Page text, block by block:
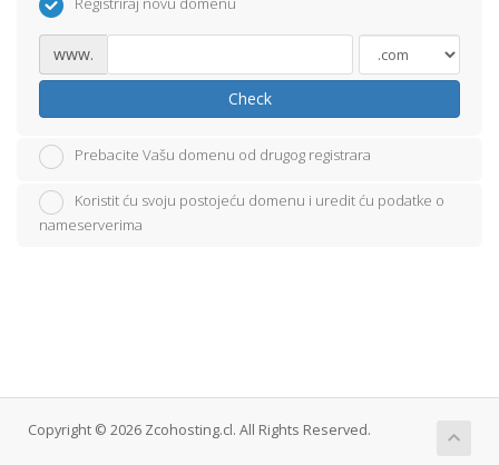
www.
Check
Prebacite Vašu domenu od drugog registrara
Koristit ću svoju postojeću domenu i uredit ću podatke o
nameserverima
Copyright © 2026 Zcohosting.cl. All Rights Reserved.